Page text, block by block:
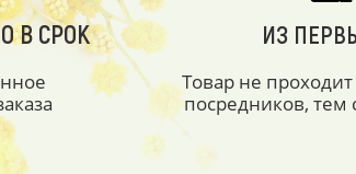
В СРОК ИЗ
Товар не
посредников,